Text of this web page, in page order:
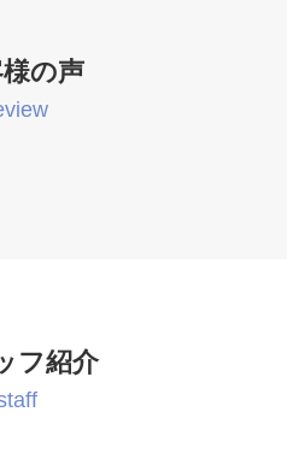
の声
フ紹介